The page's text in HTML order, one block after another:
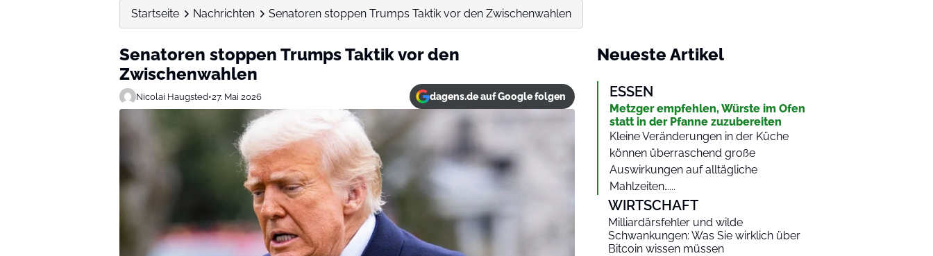
Startseite Nachrichten Senatoren stoppen Trumps Taktik vor den Zwischenwahlen
Senatoren stoppen Trumps Taktik vor den
Zwischenwahlen
Nicolai Haugsted•27. Mai 2026 dagens.de auf Google folgen
Neueste Artikel
ESSEN
Metzger empfehlen, Würste im Ofen
statt in der Pfanne zuzubereiten
Kleine Veränderungen in der Küche
können überraschend große
Auswirkungen auf alltägliche
Mahlzeiten…...
WIRTSCHAFT
Milliardärsfehler und wilde
Schwankungen: Was Sie wirklich über
Bitcoin wissen müssen